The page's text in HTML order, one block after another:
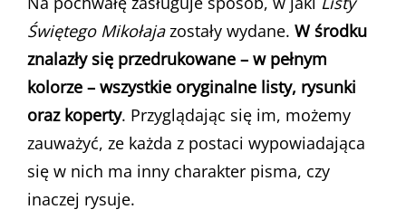
Świętego Mikołajazostały wydane. W środku
znalazły się przedrukowane – w pełnym
kolorze – wszystkie oryginalne listy, rysunki
oraz koperty. Przyglądając się im, możemy
zauważyć, ze każda z postaci wypowiadająca
się w nich ma inny charakter pisma, czy
inaczej rysuje.